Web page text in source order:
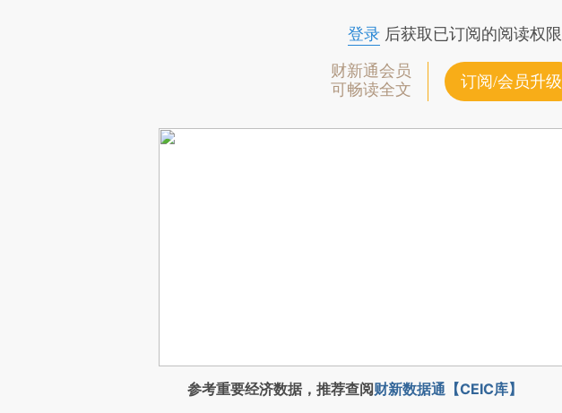
登录后获取已订阅的阅读权限
财新通会员
可畅读全文
订阅/会员升级
参考重要经济数据，推荐查阅财新数据通【CEIC库】